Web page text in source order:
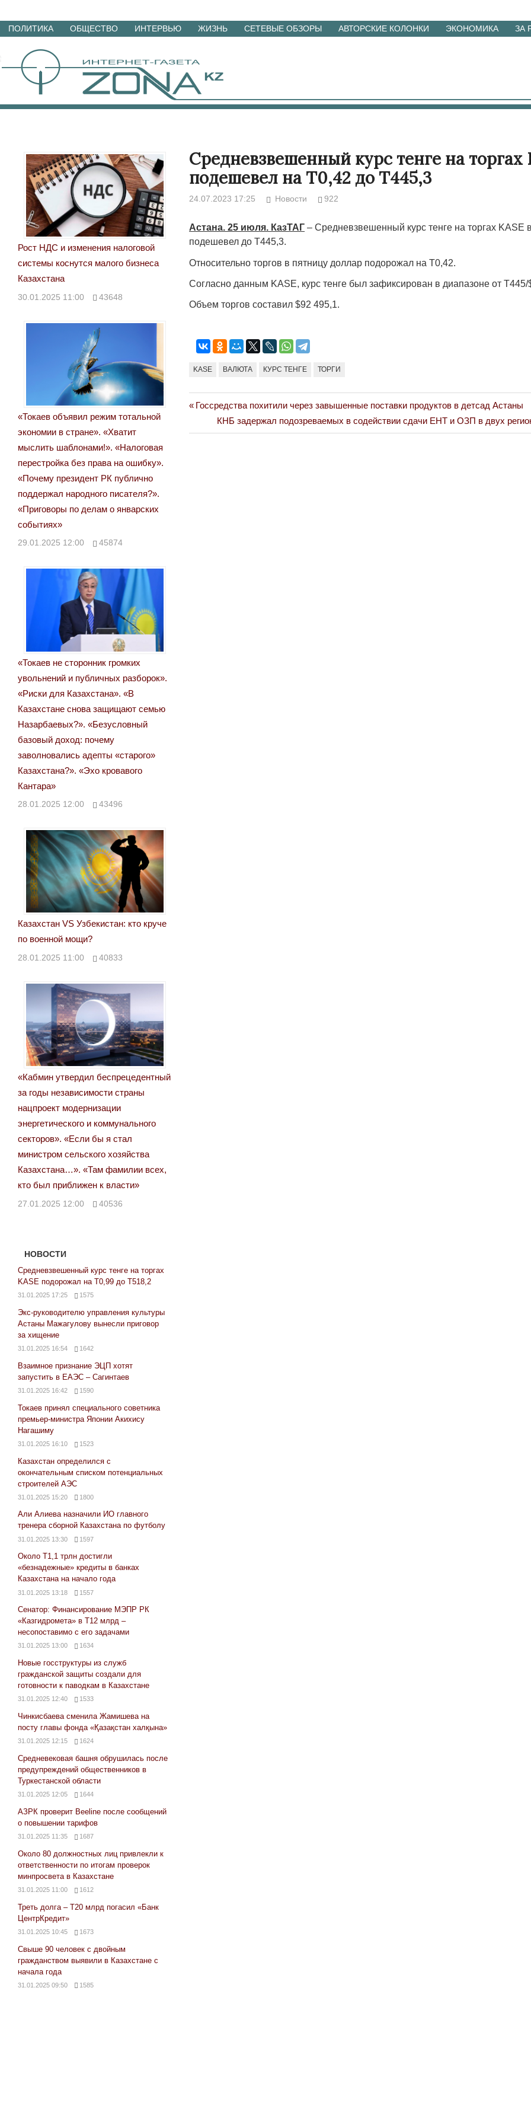
Перейти
материалам
ПОЛИТИКА ОБЩЕСТВО ИНТЕРВЬЮ ЖИЗНЬ СЕТЕВЫЕ ОБЗОРЫ АВТОРСКИЕ КОЛОНКИ ЭКОНОМИКА ЗА
Средневзвешенный курс тенге на торгах
подешевел на Т0,42 до Т445,3
24.07.2023 17:25 Новости 922
Астана. 25 июля. КазТАГ – Средневзвешенный курс тенге на торгах KASE
подешевел до Т445,3.
Относительно торгов в пятницу доллар подорожал на Т0,42.
Согласно данным KASE, курс тенге был зафиксирован в диапазоне от Т445/
Объем торгов составил $92 495,1.
KASE ВАЛЮТА КУРС ТЕНГЕ ТОРГИ
Навигация
по
Previous
Госсредства похитили через завышенные поставки продуктов в детсад Астаны
Next
Post:
КНБ задержал подозреваемых в содействии сдачи ЕНТ и ОЗП в двух
Рост НДС и изменения налоговой
системы коснутся малого бизнеса
Казахстана
30.01.2025 11:00 43648
«Токаев объявил режим тотальной
экономии в стране». «Хватит
мыслить шаблонами!». «Налоговая
перестройка без права на ошибку».
«Почему президент РК публично
поддержал народного писателя?».
«Приговоры по делам о январских
событиях»
29.01.2025 12:00 45874
«Токаев не сторонник громких
увольнений и публичных разборок».
«Риски для Казахстана». «В
Казахстане снова защищают семью
Назарбаевых?». «Безусловный
базовый доход: почему
заволновались адепты «старого»
Казахстана?». «Эхо кровавого
Кантара»
28.01.2025 12:00 43496
Казахстан VS Узбекистан: кто круче
по военной мощи?
28.01.2025 11:00 40833
«Кабмин утвердил беспрецедентный
за годы независимости страны
нацпроект модернизации
энергетического и коммунального
секторов». «Если бы я стал
министром сельского хозяйства
Казахстана…». «Там фамилии всех,
кто был приближен к власти»
27.01.2025 12:00 40536
НОВОСТИ
Средневзвешенный курс тенге на торгах
KASE подорожал на Т0,99 до Т518,2
31.01.2025 17:25 1575
Экс-руководителю управления культуры
Астаны Мажагулову вынесли приговор
за хищение
31.01.2025 16:54 1642
Взаимное признание ЭЦП хотят
запустить в ЕАЭС – Сагинтаев
31.01.2025 16:42 1590
Токаев принял специального советника
премьер-министра Японии Акихису
Нагашиму
31.01.2025 16:10 1523
Казахстан определился с
окончательным списком потенциальных
строителей АЭС
31.01.2025 15:20 1800
Али Алиева назначили ИО главного
тренера сборной Казахстана по футболу
31.01.2025 13:30 1597
Около Т1,1 трлн достигли
«безнадежные» кредиты в банках
Казахстана на начало года
31.01.2025 13:18 1557
Сенатор: Финансирование МЭПР РК
«Казгидромета» в Т12 млрд –
несопоставимо с его задачами
31.01.2025 13:00 1634
Новые госструктуры из служб
гражданской защиты создали для
готовности к паводкам в Казахстане
31.01.2025 12:40 1533
Чинкисбаева сменила Жамишева на
посту главы фонда «Қазақстан халқына»
31.01.2025 12:15 1624
Средневековая башня обрушилась после
предупреждений общественников в
Туркестанской области
31.01.2025 12:05 1644
АЗРК проверит Beeline после сообщений
о повышении тарифов
31.01.2025 11:35 1687
Около 80 должностных лиц привлекли к
ответственности по итогам проверок
минпросвета в Казахстане
31.01.2025 11:00 1612
Треть долга – Т20 млрд погасил «Банк
ЦентрКредит»
31.01.2025 10:45 1673
Свыше 90 человек с двойным
гражданством выявили в Казахстане с
начала года
31.01.2025 09:50 1585
Дарига не
Война